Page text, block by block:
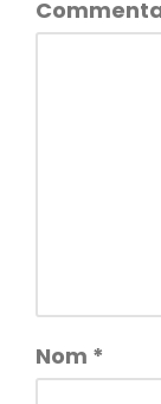
Nom *